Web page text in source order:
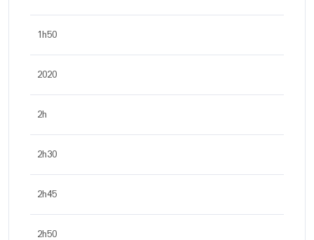
1h50
2020
2h
2h30
2h45
2h50